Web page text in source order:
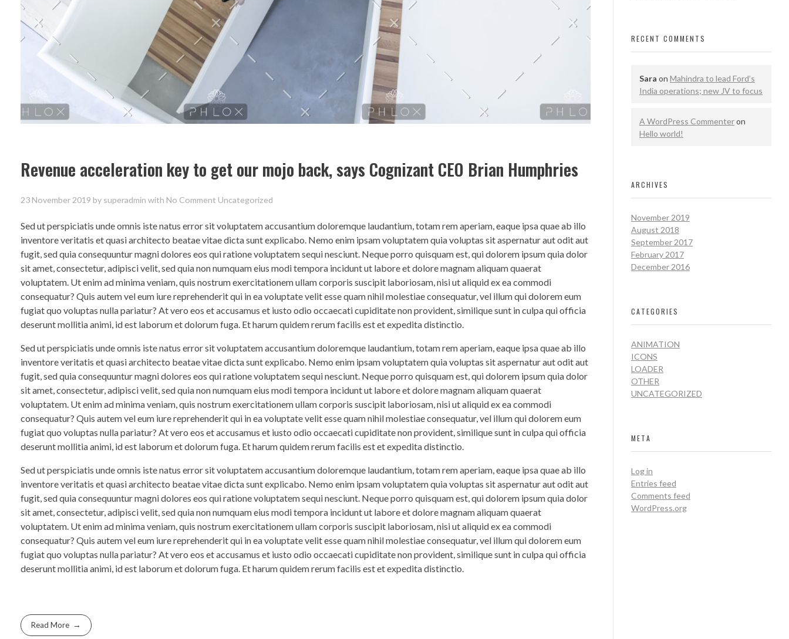
Revenue acceleration key to get our mojo back, says Cognizant CEO Brian Humphries
23 November 2019 by superadmin with No Comment Uncategorized
Sed ut perspiciatis unde omnis iste natus error sit voluptatem accusantium doloremque laudantium, totam rem aperiam, eaque ipsa quae ab illo
inventore veritatis et quasi architecto beatae vitae dicta sunt explicabo. Nemo enim ipsam voluptatem quia voluptas sit aspernatur aut odit aut
fugit, sed quia consequuntur magni dolores eos qui ratione voluptatem sequi nesciunt. Neque porro quisquam est, qui dolorem ipsum quia dolor
sit amet, consectetur, adipisci velit, sed quia non numquam eius modi tempora incidunt ut labore et dolore magnam aliquam quaerat
voluptatem. Ut enim ad minima veniam, quis nostrum exercitationem ullam corporis suscipit laboriosam, nisi ut aliquid ex ea commodi
consequatur? Quis autem vel eum iure reprehenderit qui in ea voluptate velit esse quam nihil molestiae consequatur, vel illum qui dolorem eum
fugiat quo voluptas nulla pariatur? At vero eos et accusamus et iusto odio occaecati cupiditate non provident, similique sunt in culpa qui officia
deserunt mollitia animi, id est laborum et dolorum fuga. Et harum quidem rerum facilis est et expedita distinctio.
Sed ut perspiciatis unde omnis iste natus error sit voluptatem accusantium doloremque laudantium, totam rem aperiam, eaque ipsa quae ab illo
inventore veritatis et quasi architecto beatae vitae dicta sunt explicabo. Nemo enim ipsam voluptatem quia voluptas sit aspernatur aut odit aut
fugit, sed quia consequuntur magni dolores eos qui ratione voluptatem sequi nesciunt. Neque porro quisquam est, qui dolorem ipsum quia dolor
sit amet, consectetur, adipisci velit, sed quia non numquam eius modi tempora incidunt ut labore et dolore magnam aliquam quaerat
voluptatem. Ut enim ad minima veniam, quis nostrum exercitationem ullam corporis suscipit laboriosam, nisi ut aliquid ex ea commodi
consequatur? Quis autem vel eum iure reprehenderit qui in ea voluptate velit esse quam nihil molestiae consequatur, vel illum qui dolorem eum
fugiat quo voluptas nulla pariatur? At vero eos et accusamus et iusto odio occaecati cupiditate non provident, similique sunt in culpa qui officia
deserunt mollitia animi, id est laborum et dolorum fuga. Et harum quidem rerum facilis est et expedita distinctio.
Sed ut perspiciatis unde omnis iste natus error sit voluptatem accusantium doloremque laudantium, totam rem aperiam, eaque ipsa quae ab illo
inventore veritatis et quasi architecto beatae vitae dicta sunt explicabo. Nemo enim ipsam voluptatem quia voluptas sit aspernatur aut odit aut
fugit, sed quia consequuntur magni dolores eos qui ratione voluptatem sequi nesciunt. Neque porro quisquam est, qui dolorem ipsum quia dolor
sit amet, consectetur, adipisci velit, sed quia non numquam eius modi tempora incidunt ut labore et dolore magnam aliquam quaerat
voluptatem. Ut enim ad minima veniam, quis nostrum exercitationem ullam corporis suscipit laboriosam, nisi ut aliquid ex ea commodi
consequatur? Quis autem vel eum iure reprehenderit qui in ea voluptate velit esse quam nihil molestiae consequatur, vel illum qui dolorem eum
fugiat quo voluptas nulla pariatur? At vero eos et accusamus et iusto odio occaecati cupiditate non provident, similique sunt in culpa qui officia
deserunt mollitia animi, id est laborum et dolorum fuga. Et harum quidem rerum facilis est et expedita distinctio.
Read More
RECENT COMMENTS
Sara on Mahindra to lead Ford’s
India operations; new JV to focus
A WordPress Commenteron
Hello world!
ARCHIVES
November 2019
August 2018
September 2017
February 2017
December 2016
CATEGORIES
ANIMATION
ICONS
LOADER
OTHER
UNCATEGORIZED
META
Log in
Entries feed
Comments feed
WordPress.org